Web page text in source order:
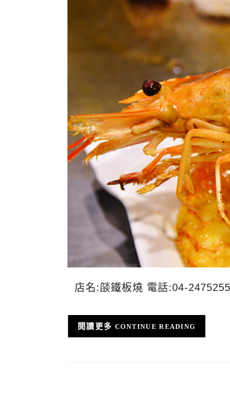
店名:燄鐵板燒 電話:04-
CONTINUE READING